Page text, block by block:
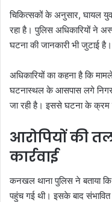
चिकित्सकों के अनुसार, घायल
रहा है। पुलिस अधिकारियों ने
घटना की जानकारी भी जुटाई है।
अधिकारियों का कहना है कि
घटनास्थल के आसपास लगे
जा रही है। इससे घटना के क्रम
आरोपियों की
कार्रवाई
कनखल थाना पुलिस ने बताया
पहुंच गई थी। इसके बाद संभावित